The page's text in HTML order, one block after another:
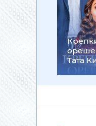
Тата
убийцы - Патрик